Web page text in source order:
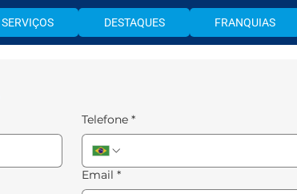
SERVIÇOS DESTAQUES FRANQUIAS
Telefone *
Email *